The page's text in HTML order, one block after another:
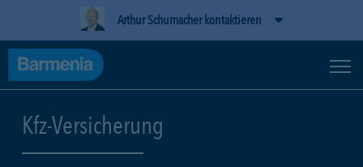
Arthur Schumacher kontaktieren
Kfz-Versicherung